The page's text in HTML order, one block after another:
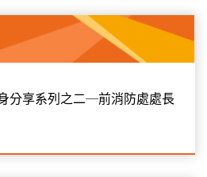
分享系列之二─前消防處處長